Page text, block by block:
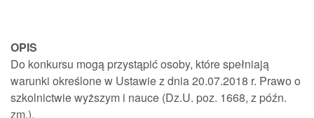
OPIS
Do konkursu mogą przystąpić osoby, które spełniają
warunki określone w Ustawie z dnia 20.07.2018 r. Prawo o
szkolnictwie wyższym i nauce (Dz.U. poz. 1668, z późn.
zm.).